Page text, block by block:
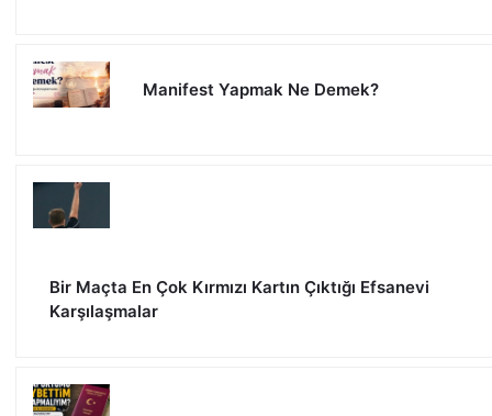
Manifest Yapmak Ne Demek?
Bir Maçta En Çok Kırmızı Kartın Çıktığı Efsanevi
Karşılaşmalar